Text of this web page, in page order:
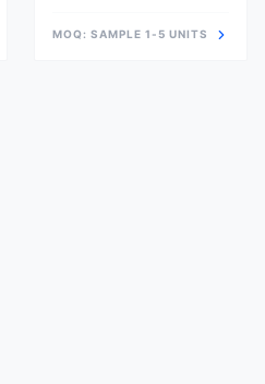
MOQ: SAMPLE 1-5 UNITS